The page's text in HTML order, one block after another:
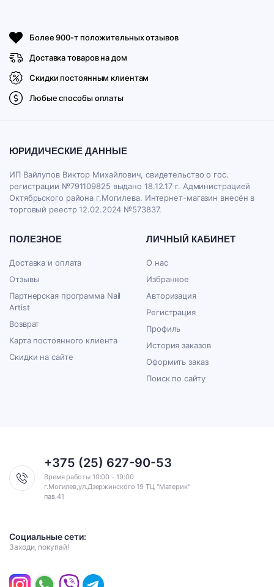
Более 900-т положительных отзывов
Доставка товаров на дом
Скидки постоянным клиентам
Любые способы оплаты
ЮРИДИЧЕСКИЕ ДАННЫЕ
ИП Вайлупов Виктор Михайлович, свидетельство о гос.
регистрации №791109825 выдано 18.12.17 г. Администрацией
Октябрьского района г.Могилева. Интернет-магазин внесён в
торговый реестр 12.02.2024 №573837.
ПОЛЕЗНОЕ
Доставка и оплата
Отзывы
Партнерская программа Nail
Artist
Возврат
Карта постоянного клиента
Скидки на сайте
ЛИЧНЫЙ КАБИНЕТ
О нас
Избранное
Авторизация
Регистрация
Профиль
История заказов
Оформить заказ
Поиск по сайту
+375 (25) 627-90-53
Время работы 10:00 - 19:00
г.Могилев,ул.Дзержинского 19 ТЦ "Материк"
пав.41
Социальные сети:
Заходи, покупай!